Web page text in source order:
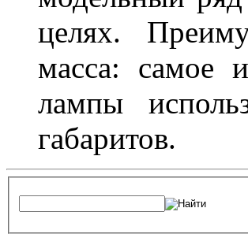
целях.
масса: самое
лампы
габаритов.